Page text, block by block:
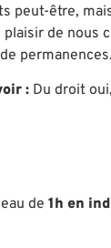
peut-être,
de nous
: Du droit
de 1h en